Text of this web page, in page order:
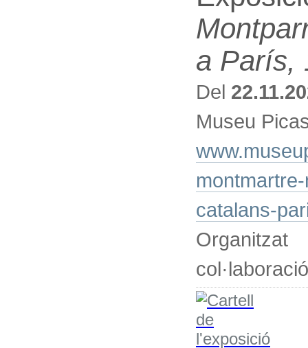
a París,
Del
Museu
catalans-